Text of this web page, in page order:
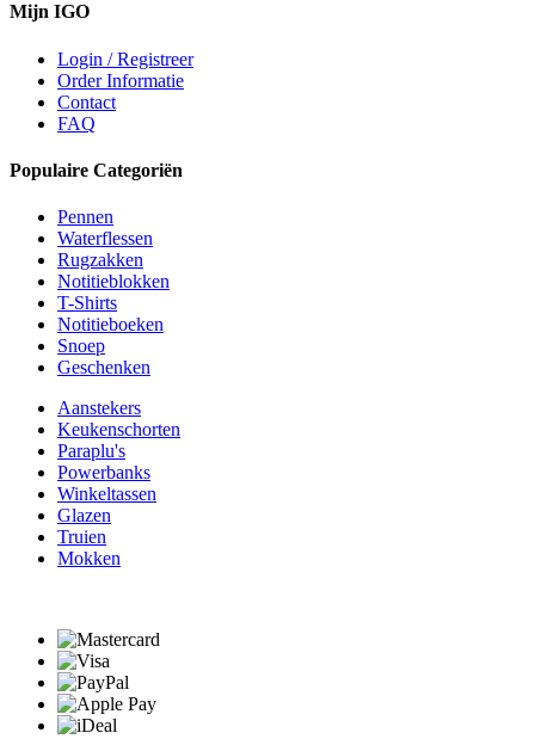
Mijn IGO
Login / Registreer
Order Informatie
Contact
FAQ
Populaire Categoriën
Pennen
Waterflessen
Rugzakken
Notitieblokken
T-Shirts
Notitieboeken
Snoep
Geschenken
Aanstekers
Keukenschorten
Paraplu's
Powerbanks
Winkeltassen
Glazen
Truien
Mokken